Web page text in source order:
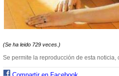
(Se ha leido 729 veces.)
Se permite la reproducción de esta noticia,